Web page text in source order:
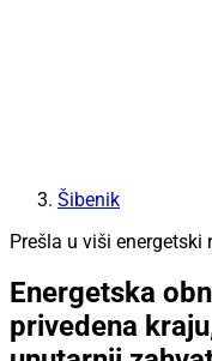
Šibenik
Prešla u viši energetski
Energetska
privedena